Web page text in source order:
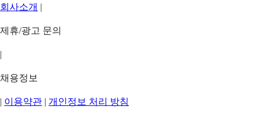
회사소개 |
제휴/광고 문의
|
채용정보
| 이용약관 | 개인정보 처리 방침